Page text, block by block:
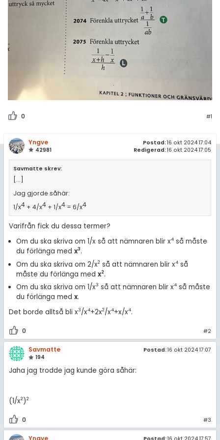
0 #1
Yngve
42981
Postad:16 okt 2024 17:04
Redigerad:16 okt 2024 17:05
Savmatte skrev:
[...]
Jag gjorde såhär:
1/x4+ 4/x4+ 1/x4= 6/x4
Varifrån fick du dessa termer?
Om du ska skriva om 1/x så att nämnaren blir x4 så måste
du förlänga medx3.
Om du ska skriva om 2/x2 så att nämnaren blir x4 så
måste du förlänga medx2.
Om du ska skriva om 1/x3 så att nämnaren blir x4 så måste
du förlänga medx.
Det borde alltså bli x3/x4+2x2/x4+x/x4.
0 #2
Savmatte
194
Postad:16 okt 2024 17:07
Jaha jag trodde jag kunde göra såhär:
(1/x2)2
0 #3
Yngve